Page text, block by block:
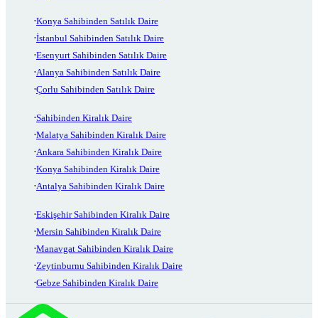
Konya Sahibinden Satılık Daire
İstanbul Sahibinden Satılık Daire
Esenyurt Sahibinden Satılık Daire
Alanya Sahibinden Satılık Daire
Çorlu Sahibinden Satılık Daire
Sahibinden Kiralık Daire
Malatya Sahibinden Kiralık Daire
Ankara Sahibinden Kiralık Daire
Konya Sahibinden Kiralık Daire
Antalya Sahibinden Kiralık Daire
Eskişehir Sahibinden Kiralık Daire
Mersin Sahibinden Kiralık Daire
Manavgat Sahibinden Kiralık Daire
Zeytinburnu Sahibinden Kiralık Daire
Gebze Sahibinden Kiralık Daire